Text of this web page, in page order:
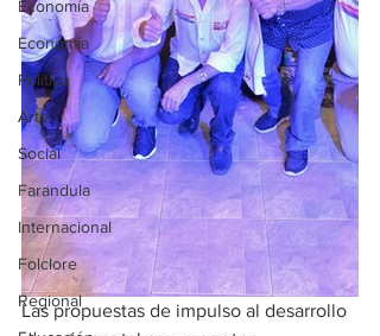
Economía
Economía
Política
Arte
Social
Farandula
Internacional
Folclore
Regional
Las propuestas de impulso al desarrollo